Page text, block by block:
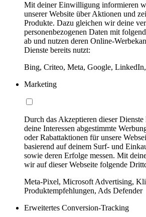
Mit deiner Einwilligung informieren
unserer Website über Aktionen und
Produkte. Dazu gleichen wir deine
personenbezogenen Daten mit
ab und nutzen deren Online-
Dienste bereits nutzt:
Bing, Criteo, Meta, Google,
Marketing
Durch das Akzeptieren dieser
deine Interessen abgestimmte
oder Rabattaktionen für unsere
basierend auf deinem Surf- und
sowie deren Erfolge messen. Mit
wir auf dieser Webseite folgende
Meta-Pixel, Microsoft Advertising,
Produktempfehlungen, Ads Defender
Erweitertes Conversion-Tracking